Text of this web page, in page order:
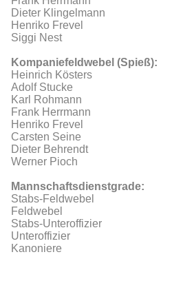
Dieter Klingelmann
Henriko Frevel
Siggi Nest
Kompaniefeldwebel (Spieß):
Heinrich Kösters
Adolf Stucke
Karl Rohmann
Frank Herrmann
Henriko Frevel
Carsten Seine
Dieter Behrendt
Werner Pioch
Mannschaftsdienstgrade:
Stabs-Feldwebel
Feldwebel
Stabs-Unteroffizier
Unteroffizier
Kanoniere